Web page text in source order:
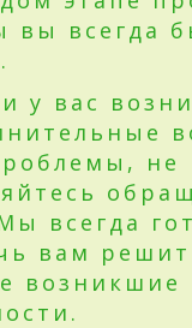
вы всегда
у вас
не
всегда
вам
возникшие